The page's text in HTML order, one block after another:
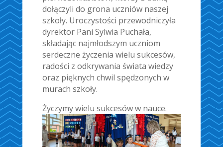
dołączyli do grona uczniów naszej
szkoły. Uroczystości przewodniczyła
dyrektor Pani Sylwia Puchała,
składając najmłodszym uczniom
serdeczne życzenia wielu sukcesów,
radości z odkrywania świata wiedzy
oraz pięknych chwil spędzonych w
murach szkoły.
Życzymy wielu sukcesów w nauce.